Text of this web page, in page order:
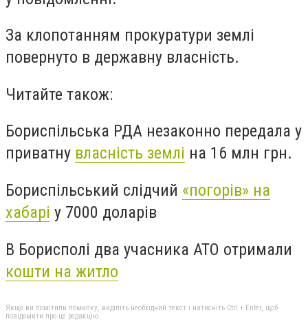
За клопотанням прокуратури землі
повернуто в державну власність.
Читайте також:
Бориспільська РДА незаконно передала у
приватну власність землі на 16 млн грн.
Бориспільський слідчий «погорів» на
хабарі у 7000 доларів
В Борисполі два учасника АТО отримали
кошти на житло
Якщо ви помітили помилку, виділіть необхідний текст і натисніть Ctrl + Enter, щоб
повідомити про це редакцію